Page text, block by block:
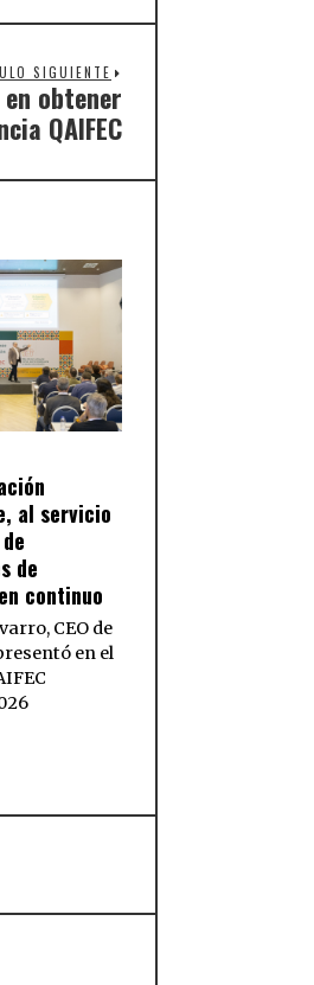
SIGUIENTE
en obtener
QAIFEC
al servicio
de
continuo
CEO de
en el